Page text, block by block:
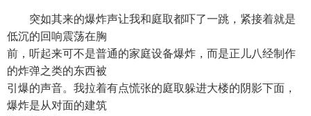
突如其来的爆炸声让我和庭取都吓了一跳，紧接着就是
低沉的回响震荡在胸
前，听起来可不是普通的家庭设备爆炸，而是正儿八经制作
的炸弹之类的东西被
引爆的声音。我拉着有点慌张的庭取躲进大楼的阴影下面，
爆炸是从对面的建筑